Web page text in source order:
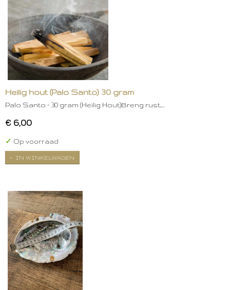
Heilig hout (Palo Santo) 30 gram
Palo Santo – 30 gram (Heilig Hout)Breng rust,…
€ 6,00
✓ Op voorraad
IN WINKELWAGEN